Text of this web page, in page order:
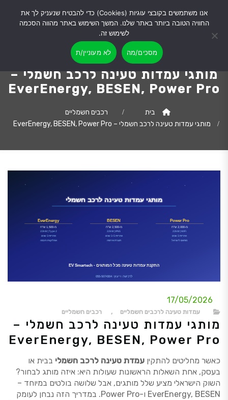
מותגי עמדות טעינה לרכב חשמלי –
EverEnergy, BESEN, Power Pro
בית
רכבים חשמליים
מותגי עמדות טעינה לרכב חשמלי – EverEnergy, BESEN, Power Pro
17/05/2026
עמדות טעינה לרכבים חשמליים , רכבים חשמליים
מותגי עמדות טעינה לרכב חשמלי –
EverEnergy, BESEN, Power Pro
כאשר מחליטים להתקין עמדת טעינה לרכב חשמלי בבית או
בעסק, אחת השאלות הראשונות שעולות היא: איזה מותג לבחור?
השוק הישראלי מציע שלל מותגים, אבל שלושה בולטים במיוחד –
EverEnergy, BESEN ו-Power Pro. במדריך הזה נבחן לעומק
אנו משתמשים בקובצי עוגיות (Cookies) כדי להבטיח שנעניק לך את
החוויה הטובה ביותר באתר שלנו. המשך השימוש באתר מהווה הסכמה
לשימוש זה.
מסכים/מה לא מעוניין/ת